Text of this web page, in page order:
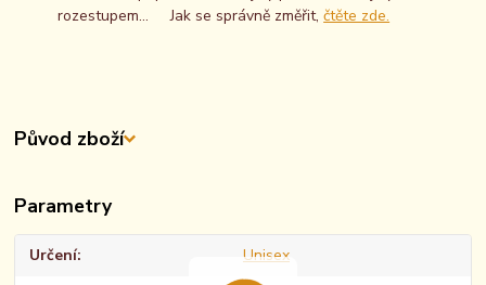
rozestupem... Jak se správně změřit,čtěte zde.
Původ zboží
Parametry
Určení Unisex